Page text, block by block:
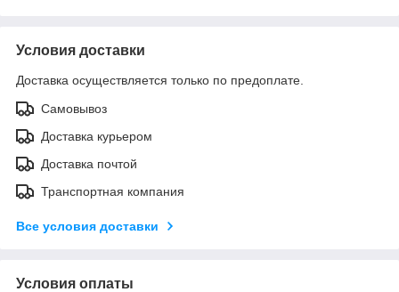
Условия доставки
Доставка осуществляется только по предоплате.
Самовывоз
Доставка курьером
Доставка почтой
Транспортная компания
Все условия доставки
Условия оплаты